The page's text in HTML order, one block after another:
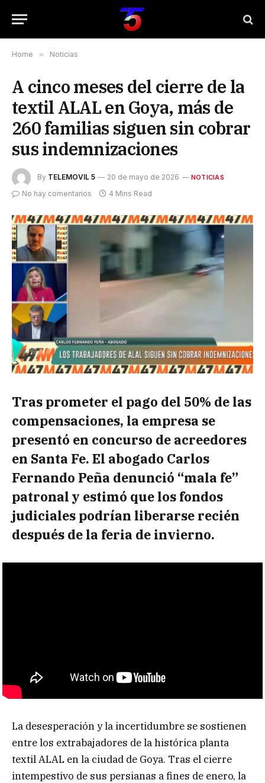
Home » Noticias
A cinco meses del cierre de la
textil ALAL en Goya, más de
260 familias siguen sin cobrar
sus indemnizaciones
By TELEMOVIL 5 20 de mayo de 2026 NOTICIAS
No hay comentarios 4 Mins Read
Tras prometer el pago del 50% de las
compensaciones, la empresa se
presentó en concurso de acreedores
en Santa Fe. El abogado Carlos
Fernando Peña denunció “mala fe”
patronal y estimó que los fondos
judiciales podrían liberarse recién
después de la feria de invierno.
La desesperación y la incertidumbre se sostienen
entre los extrabajadores de la histórica planta
textil ALAL en la ciudad de Goya. Tras el cierre
intempestivo de sus persianas a fines de enero, la